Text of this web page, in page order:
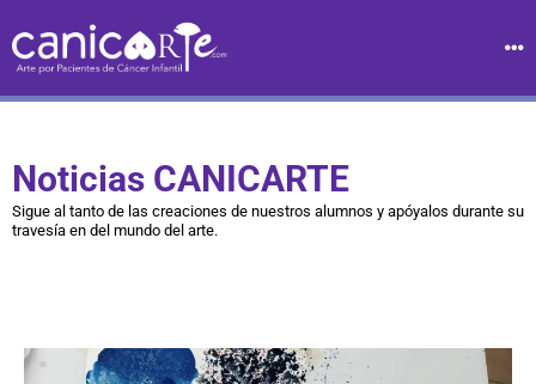
Noticias CANICARTE
Sigue al tanto de las creaciones de nuestros alumnos y apóyalos durante su
travesía en del mundo del arte.